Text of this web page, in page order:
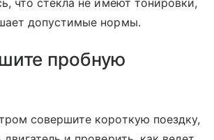
что стекла не имеют тонировки,
допустимые нормы.
пробную
совершите короткую поездку,